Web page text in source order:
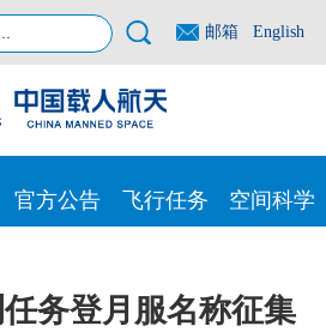
邮箱 English
官方公告 飞行任务 空间科学
务登月服名称征集